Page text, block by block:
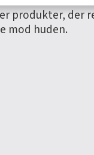
produkter, der
mod huden.